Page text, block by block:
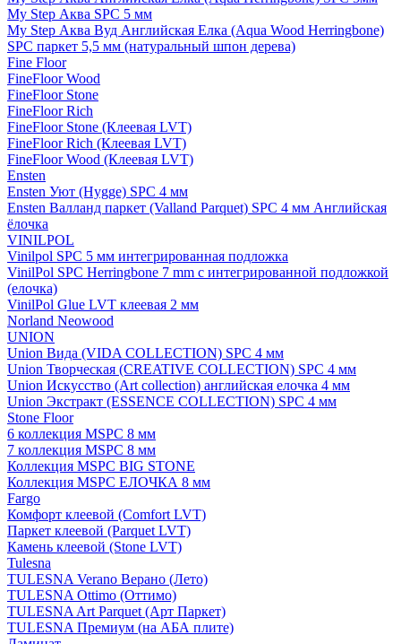
My Step Аква SPC 5 мм
My Step Аква Вуд Английская Елка (Aqua Wood Herringbone)
SPC паркет 5,5 мм (натуральный шпон дерева)
Fine Floor
FineFloor Wood
FineFloor Stone
FineFloor Rich
FineFloor Stone (Клеевая LVT)
FineFloor Rich (Клеевая LVT)
FineFloor Wood (Клеевая LVT)
Ensten
Ensten Уют (Hygge) SPC 4 мм
Ensten Валланд паркет (Valland Parquet) SPC 4 мм Английская
ёлочка
VINILPOL
Vinilpol SPC 5 мм интегрированная подложка
VinilPol SPC Herringbone 7 mm с интегрированной подложкой
(елочка)
VinilPol Glue LVT клеевая 2 мм
Norland Neowood
UNION
Union Вида (VIDA COLLECTION) SPC 4 мм
Union Творческая (CREATIVE COLLECTION) SPC 4 мм
Union Искусство (Art collection) английская елочка 4 мм
Union Экстракт (ESSENCE COLLECTION) SPC 4 мм
Stone Floor
6 коллекция MSPC 8 мм
7 коллекция MSPC 8 мм
Коллекция MSPC BIG STONE
Коллекция MSPC ЕЛОЧКА 8 мм
Fargo
Комфорт клеевой (Comfort LVT)
Паркет клеевой (Parquet LVT)
Камень клеевой (Stone LVT)
Tulesna
TULESNA Verano Верано (Лето)
TULESNA Ottimo (Оттимо)
TULESNA Art Parquet (Арт Паркет)
TULESNA Премиум (на АБА плите)